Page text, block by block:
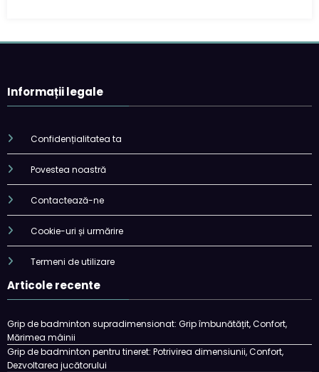
Informații legale
Confidențialitatea ta
Povestea noastră
Contactează-ne
Cookie-uri și urmărire
Termeni de utilizare
Articole recente
Grip de badminton supradimensionat: Grip îmbunătățit, Confort,
Mărimea mâinii
Grip de badminton pentru tineret: Potrivirea dimensiunii, Confort,
Dezvoltarea jucătorului